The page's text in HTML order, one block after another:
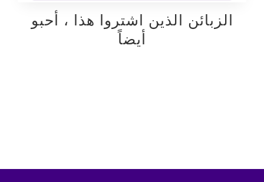
الزبائن الذين اشتروا هذا ، أحبو
أيضاً